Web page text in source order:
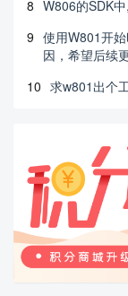
8 W806的SDK
9 使用W801开
因，希望后续
10 求w801出个